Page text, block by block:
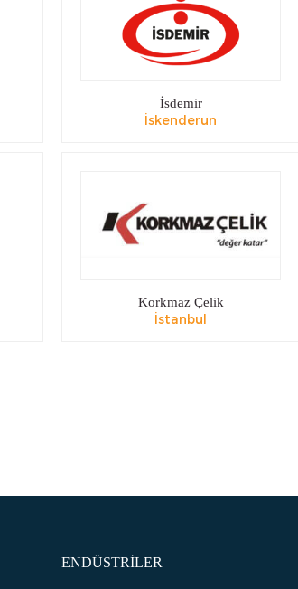
İsdemir
İskenderun
Korkmaz Çelik
İstanbul
ENDÜSTRİLER